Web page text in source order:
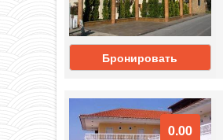
Бронировать
0.00